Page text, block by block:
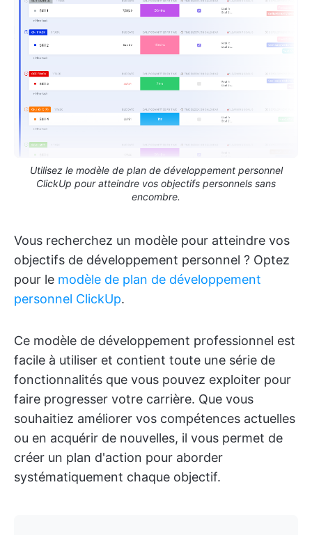
Utilisez le modèle de plan de développement personnel
ClickUp pour atteindre vos objectifs personnels sans
encombre.
Vous recherchez un modèle pour atteindre vos
objectifs de développement personnel ? Optez
pour le modèle de plan de développement
personnel ClickUp.
Ce modèle de développement professionnel est
facile à utiliser et contient toute une série de
fonctionnalités que vous pouvez exploiter pour
faire progresser votre carrière. Que vous
souhaitiez améliorer vos compétences actuelles
ou en acquérir de nouvelles, il vous permet de
créer un plan d'action pour aborder
systématiquement chaque objectif.